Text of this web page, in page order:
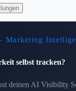
Marketing
selbst tracken?
deinen AI Visibility